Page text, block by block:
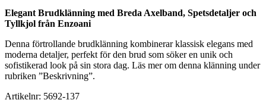
Elegant Brudklänning med Breda Axelband, Spetsdetaljer och
Tyllkjol från Enzoani
Denna förtrollande brudklänning kombinerar klassisk elegans med
moderna detaljer, perfekt för den brud som söker en unik och
sofistikerad look på sin stora dag. Läs mer om denna klänning under
rubriken ”Beskrivning”.
Artikelnr: 5692-137